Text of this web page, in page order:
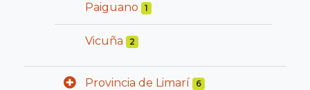
Paiguano 1
Vicuña 2
Provincia de Limarí 6